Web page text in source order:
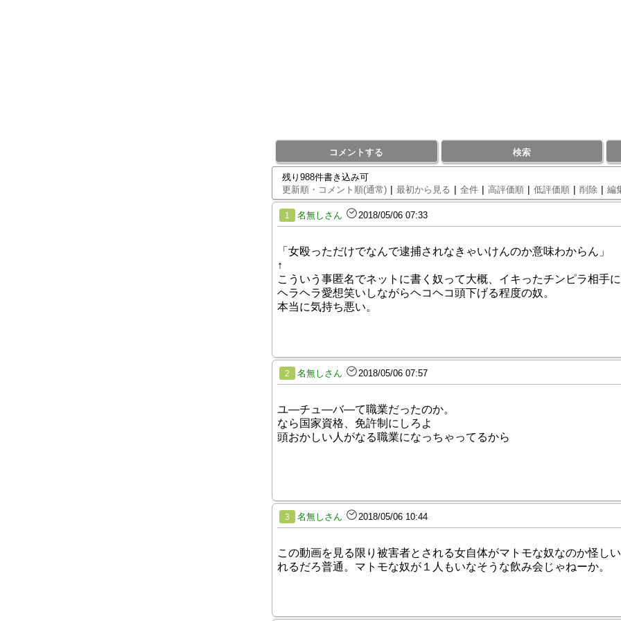
コメントする 検索
残り988件書き込み可
更新順・コメント順(通常) | 最初から見る | 全件 | 高評価順 | 低評価順 | 削除 | 編
1 名無しさん 2018/05/06 07:33
「女殴っただけでなんで逮捕されなきゃいけんのか意味わからん」
↑
こういう事匿名でネットに書く奴って大概、イキったチンピラ相手に
ヘラヘラ愛想笑いしながらヘコヘコ頭下げる程度の奴。
本当に気持ち悪い。
2 名無しさん 2018/05/06 07:57
ユ―チュ―バ―て職業だったのか。
なら国家資格、免許制にしろよ
頭おかしい人がなる職業になっちゃってるから
3 名無しさん 2018/05/06 10:44
この動画を見る限り被害者とされる女自体がマトモな奴なのか怪し
れるだろ普通。マトモな奴が１人もいなそうな飲み会じゃねーか。